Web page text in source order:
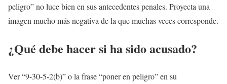
peligro” no luce bien en sus antecedentes penales. Proyecta una
imagen mucho más negativa de la que muchas veces corresponde.
¿Qué debe hacer si ha sido acusado?
Ver “9-30-5-2(b)” o la frase “poner en peligro” en su